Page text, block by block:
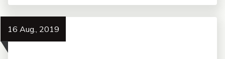
16 Aug., 2019